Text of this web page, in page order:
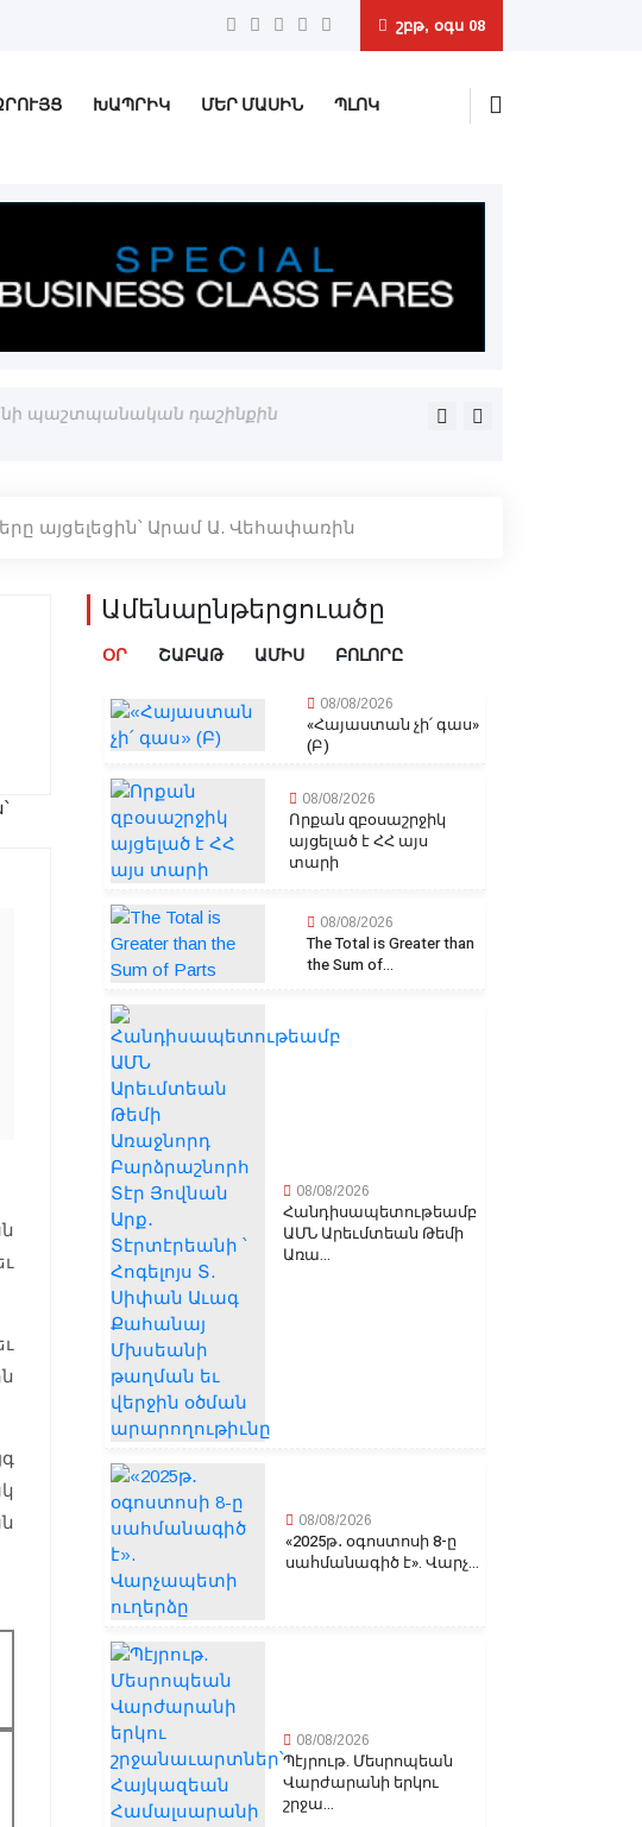
շբթ, օգս 08
ԽԱՊՐԻԿ ՄԵՐ ՄԱՍԻՆ
ՊԼՈԿ
պաշտպանական դաշինքին Փեզեշքիանը մեղադրած է
այցելեցին՝ Արամ Ա. Վեհափառին
Ամենաընթերցուածը
ՕՐ ՇԱԲԱԹ ԱՄԻՍ ԲՈԼՈՐԸ
08/08/2026
«Հայաստան չի՛ գաս»
(Բ)
08/08/2026
Որքան զբօսաշրջիկ
այցելած է ՀՀ այս
տարի
08/08/2026
The Total is Greater than
the Sum of...
08/08/2026
Հանդիսապետութեամբ
ԱՄՆ Արեւմտեան Թեմի
Առա...
08/08/2026
«2025թ․ օգոստոսի 8-ը
սահմանագիծ է». Վարչ...
08/08/2026
Պէյրութ. Մեսրոպեան
Վարժարանի երկու
շրջա...